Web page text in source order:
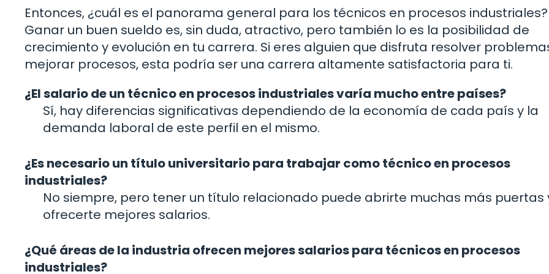
Entonces, ¿cuál es el panorama general para los técnicos en procesos industriales?
Ganar un buen sueldo es, sin duda, atractivo, pero también lo es la posibilidad de
crecimiento y evolución en tu carrera. Si eres alguien que disfruta resolver
mejorar procesos, esta podría ser una carrera altamente satisfactoria para ti.
¿El salario de un técnico en procesos industriales varía mucho entre países?
Sí, hay diferencias significativas dependiendo de la economía de cada país y la
demanda laboral de este perfil en el mismo.
¿Es necesario un título universitario para trabajar como técnico en procesos
industriales?
No siempre, pero tener un título relacionado puede abrirte muchas más puertas
ofrecerte mejores salarios.
¿Qué áreas de la industria ofrecen mejores salarios para técnicos en procesos
industriales?